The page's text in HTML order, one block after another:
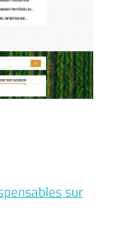
sur